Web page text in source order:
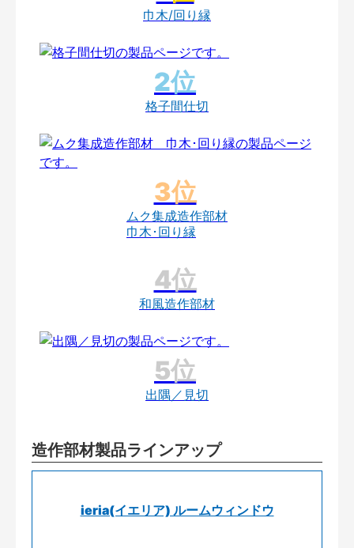
巾木/回り縁
格子間仕切
ムク集成造作部材
巾木･回り縁
和風造作部材
出隅／見切
造作部材製品ラインアップ
ieria(イエリア) ルームウィンドウ